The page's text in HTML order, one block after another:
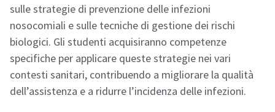
sulle strategie di prevenzione delle infezioni
nosocomiali e sulle tecniche di gestione dei rischi
biologici. Gli studenti acquisiranno competenze
specifiche per applicare queste strategie nei vari
contesti sanitari, contribuendo a migliorare la qualità
dell’assistenza e a ridurre l’incidenza delle infezioni.